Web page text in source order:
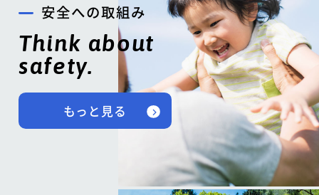
安全への取組み
Think about
safety.
もっと見る